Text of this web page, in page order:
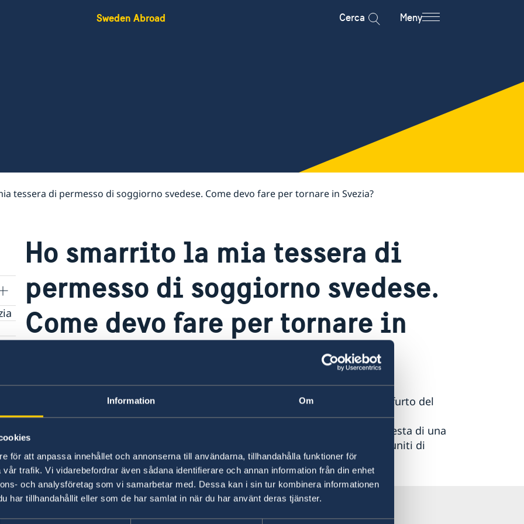
Information Om
för att anpassa innehållet och annonserna till användarna, tillhandahålla funktioner för
trafik. Vi vidarebefordrar även sådana identifierare och annan information från din enhet
och analysföretag som vi samarbetar med. Dessa kan i sin tur kombinera informationen
har tillhandahållit eller som de har samlat in när du har använt deras tjänster.
Sweden Abroad Cerca Meny
tessera di permesso di soggiorno svedese. Come devo fare per tornare in Svezia?
un
Ho smarrito la mia tessera di
permesso di soggiorno svedese.
Come devo fare per tornare in
È obbligatorio denunciare alla polizia di stato italiana lo smarrimento o il furto del
permesso di soggiorno. Successivamente sarà necessario
per la richiesta di una
nuova tessera del permesso di soggiorno. È fondamentale presentarsi muniti di
passaporto e denuncia.